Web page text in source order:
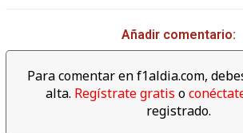
02:39
Descubre los datos
espectaculares del año 2017
Añadir comentario:
Para comentar en f1aldia.com,
alta. Regístrate gratis o
registrado.